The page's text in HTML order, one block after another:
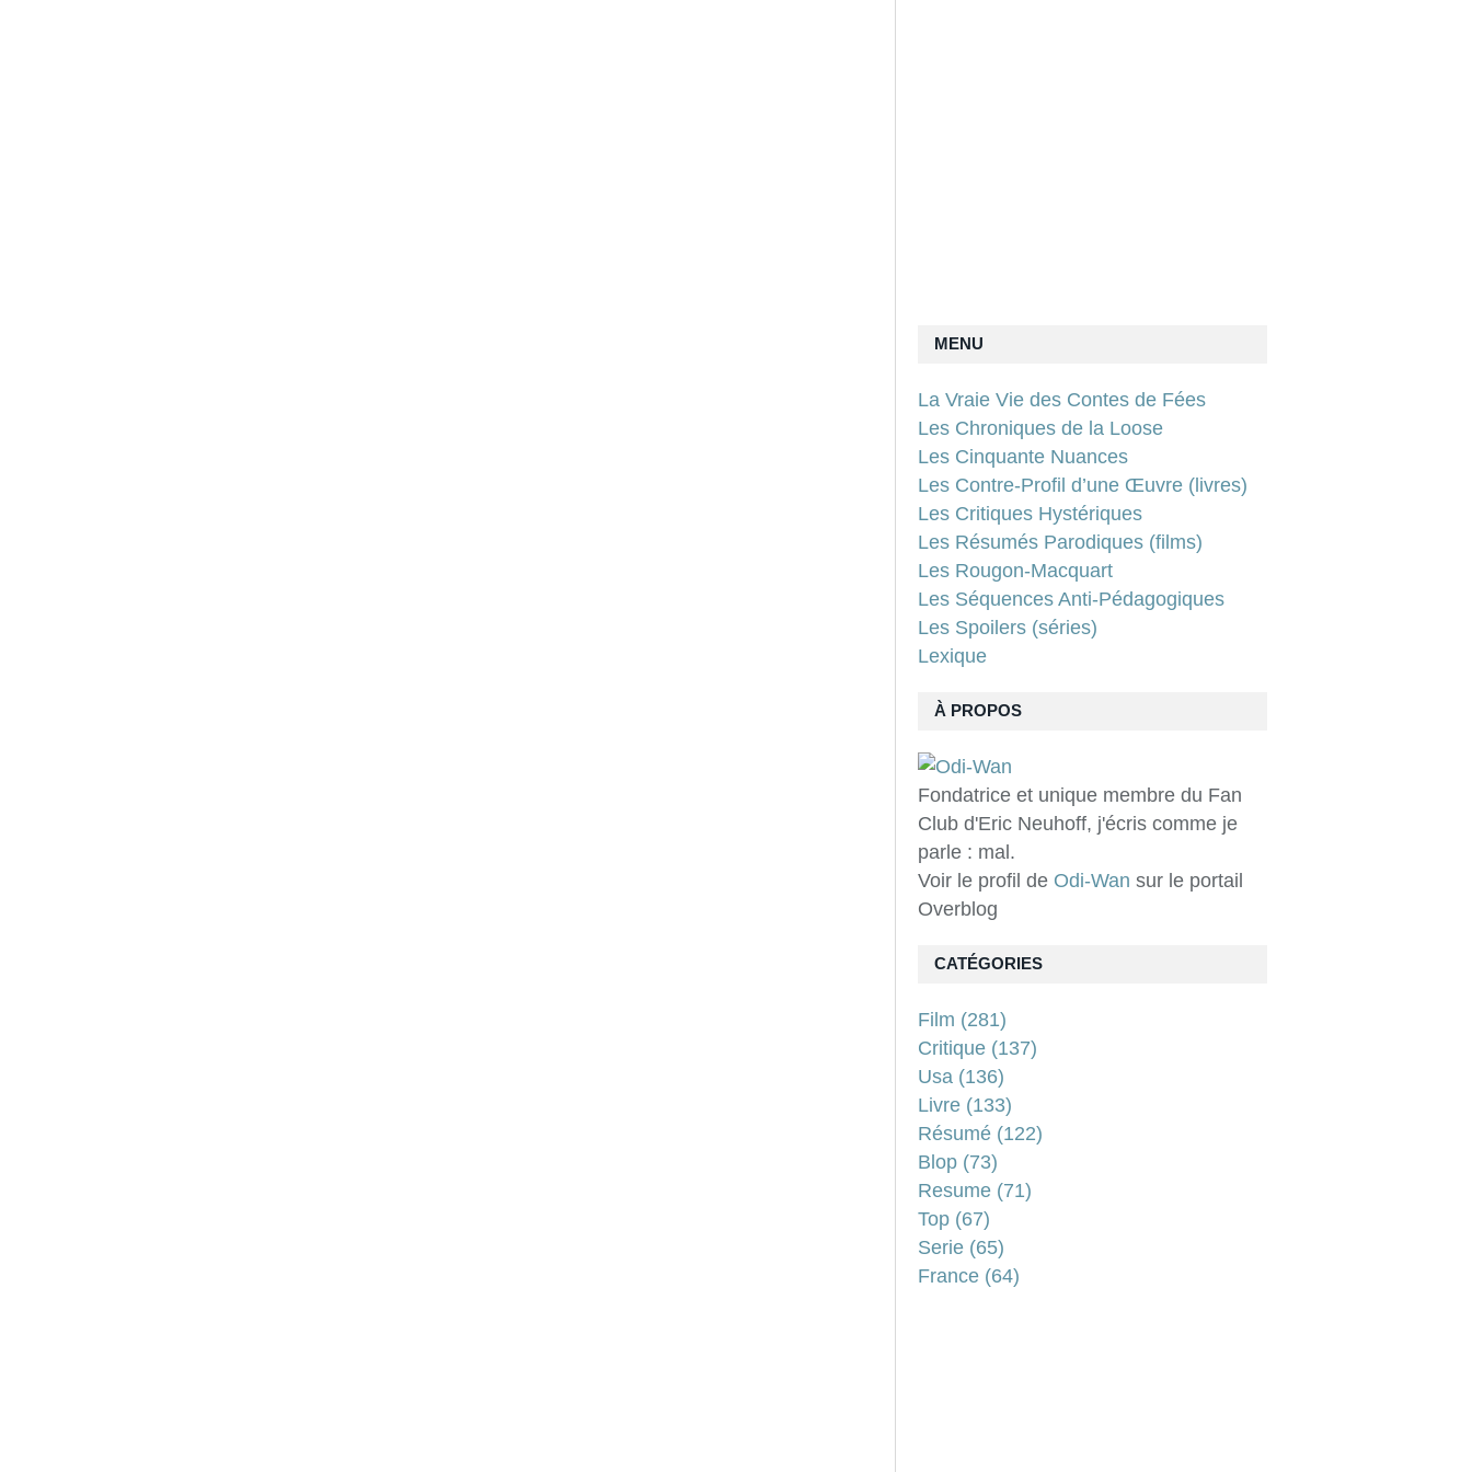
À PROPOS
Fondatrice et unique membre du Fan
Club d'Eric Neuhoff, j'écris comme je
parle : mal.
Voir le profil de Odi-Wan sur le portail
Overblog
MENU
La Vraie Vie des Contes de Fées
Les Chroniques de la Loose
Les Cinquante Nuances
Les Contre-Profil d’une Œuvre (livres)
Les Critiques Hystériques
Les Résumés Parodiques (films)
Les Rougon-Macquart
Les Séquences Anti-Pédagogiques
Les Spoilers (séries)
Lexique
CATÉGORIES
Film (281)
Critique (137)
Usa (136)
Livre (133)
Résumé (122)
Blop (73)
Resume (71)
Top (67)
Serie (65)
France (64)